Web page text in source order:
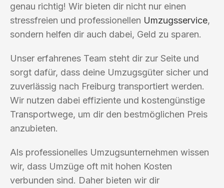
genau richtig! Wir bieten dir nicht nur einen
stressfreien und professionellen Umzugsservice,
sondern helfen dir auch dabei, Geld zu sparen.
Unser erfahrenes Team steht dir zur Seite und
sorgt dafür, dass deine Umzugsgüter sicher und
zuverlässig nach Freiburg transportiert werden.
Wir nutzen dabei effiziente und kostengünstige
Transportwege, um dir den bestmöglichen Preis
anzubieten.
Als professionelles Umzugsunternehmen wissen
wir, dass Umzüge oft mit hohen Kosten
verbunden sind. Daher bieten wir dir